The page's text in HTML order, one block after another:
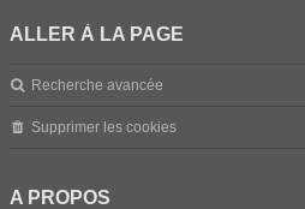
ALLER À LA PAGE
Recherche avancée
Supprimer les cookies
A PROPOS